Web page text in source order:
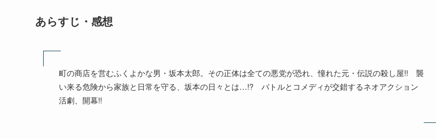
あらすじ・感想
町の商店を営むふくよかな男・坂本太郎。その正体は全ての悪党が恐れ、憧れた元・伝説の殺し屋!! 襲
い来る危険から家族と日常を守る、坂本の日々とは…!? バトルとコメディが交錯するネオアクション
活劇、開幕!!